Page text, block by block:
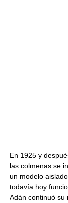
En 1925 y
las colmenas se
un modelo
todavía hoy
Adán continuó su